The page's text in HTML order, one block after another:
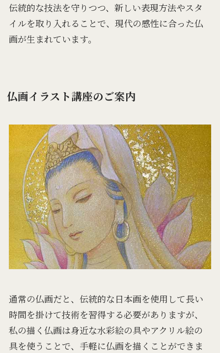
伝統的な技法を守りつつ、新しい表現方法やスタ
イルを取り入れることで、現代の感性に合った仏
画が生まれています。
仏画イラスト講座のご案内
通常の仏画だと、伝統的な日本画を使用して長い
時間を掛けて技術を習得する必要がありますが、
私の描く仏画は身近な水彩絵の具やアクリル絵の
具を使うことで、手軽に仏画を描くことができま